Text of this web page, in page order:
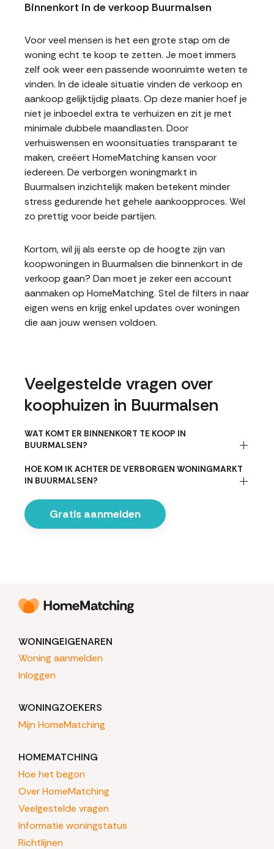
Binnenkort in de verkoop Buurmalsen
Voor veel mensen is het een grote stap om de
woning echt te koop te zetten. Je moet immers
zelf ook weer een passende woonruimte weten te
vinden. In de ideale situatie vinden de verkoop en
aankoop gelijktijdig plaats. Op deze manier hoef je
niet je inboedel extra te verhuizen en zit je met
minimale dubbele maandlasten. Door
verhuiswensen en woonsituaties transparant te
maken, creëert HomeMatching kansen voor
iedereen. De verborgen woningmarkt in
Buurmalsen inzichtelijk maken betekent minder
stress gedurende het gehele aankoopproces. Wel
zo prettig voor beide partijen.
Kortom, wil jij als eerste op de hoogte zijn van
koopwoningen in Buurmalsen die binnenkort in de
verkoop gaan? Dan moet je zeker een account
aanmaken op HomeMatching. Stel de filters in naar
eigen wens en krijg enkel updates over woningen
die aan jouw wensen voldoen.
Veelgestelde vragen over
koophuizen in Buurmalsen
WAT KOMT ER BINNENKORT TE KOOP IN
BUURMALSEN?
HOE KOM IK ACHTER DE VERBORGEN WONINGMARKT
IN BUURMALSEN?
Gratis aanmelden
WONINGEIGENAREN
Woning aanmelden
Inloggen
WONINGZOEKERS
Mijn HomeMatching
HOMEMATCHING
Hoe het begon
Over HomeMatching
Veelgestelde vragen
Informatie woningstatus
Richtlijnen